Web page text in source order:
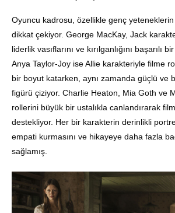
Oyuncu kadrosu, özellikle genç
dikkat çekiyor. George MacKay, Jack
liderlik vasıflarını ve kırılganlığını başarılı
Anya Taylor-Joy ise Allie karakteriyle filme
bir boyut katarken, aynı zamanda güçlü ve
figürü çiziyor. Charlie Heaton, Mia Goth ve
rollerini büyük bir ustalıkla canlandırarak
destekliyor. Her bir karakterin derinlikli
empati kurmasını ve hikayeye daha fazla
sağlamış.